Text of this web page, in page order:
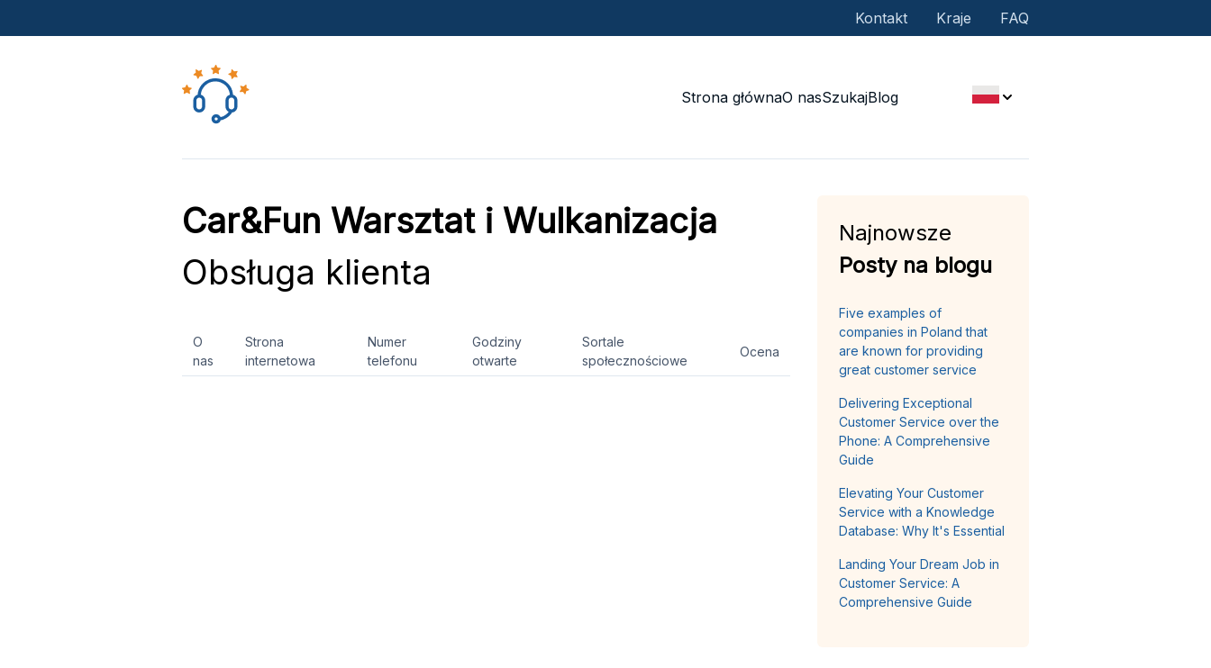
Kontakt Kraje FAQ
Strona głównaO nasSzukajBlog
Car&Fun Warsztat i Wulkanizacja
Obsługa klienta
O
nas
Strona
internetowa
Numer
telefonu
Godziny
otwarte
Sortale
społecznościowe
Ocena
Najnowsze
Posty na blogu
Five examples of
companies in Poland that
are known for providing
great customer service
Delivering Exceptional
Customer Service over the
Phone: A Comprehensive
Guide
Elevating Your Customer
Service with a Knowledge
Database: Why It's Essential
Landing Your Dream Job in
Customer Service: A
Comprehensive Guide